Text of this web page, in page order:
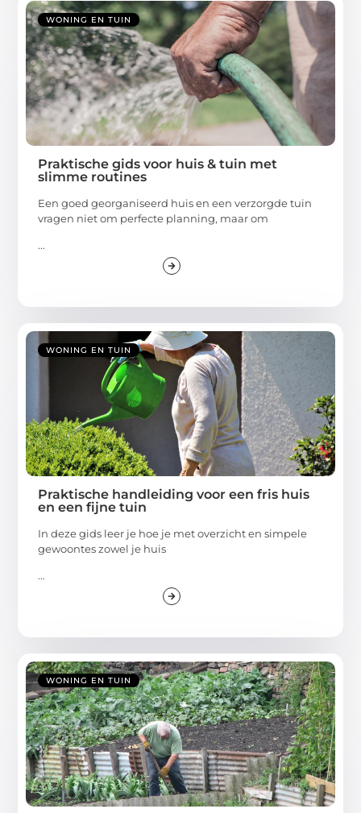
WONING EN TUIN
Praktische gids voor huis & tuin met
slimme routines
Een goed georganiseerd huis en een verzorgde tuin
vragen niet om perfecte planning, maar om
...
WONING EN TUIN
Praktische handleiding voor een fris huis
en een fijne tuin
In deze gids leer je hoe je met overzicht en simpele
gewoontes zowel je huis
...
WONING EN TUIN